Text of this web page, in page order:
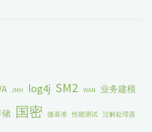
JMH log4j SM2 WAN 业务建模
国密 微基准 性能测试 注解处理器